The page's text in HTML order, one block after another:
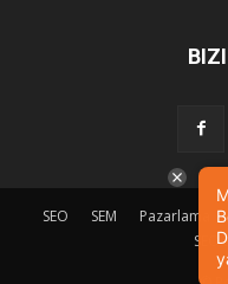
SEO SEM Pazarlama
SEO